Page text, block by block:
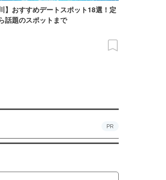
】おすすめデートスポット18選！定
話題のスポットまで
PR